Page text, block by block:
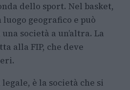
dello sport. Nel basket,
geografico e può
società a un’altra. La
alla FIP, che deve
è la società che si